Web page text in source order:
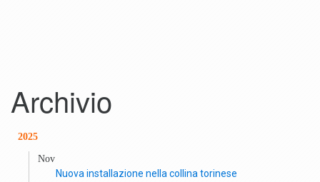
Archivio
2025
Nov
Nuova installazione nella collina torinese